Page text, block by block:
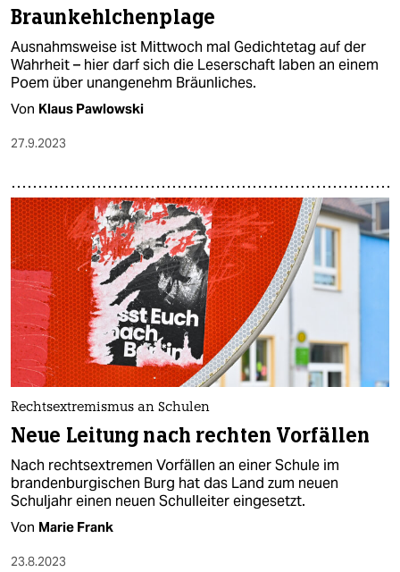
Braunkehlchenplage
Ausnahmsweise ist Mittwoch mal Gedichtetag auf der
Wahrheit – hier darf sich die Leserschaft laben an einem
Poem über unangenehm Bräunliches.
Von Klaus Pawlowski
27.9.2023
Rechtsextremismus an Schulen
Neue Leitung nach rechten Vorfällen
Nach rechtsextremen Vorfällen an einer Schule im
brandenburgischen Burg hat das Land zum neuen
Schuljahr einen neuen Schulleiter eingesetzt.
Von Marie Frank
23.8.2023